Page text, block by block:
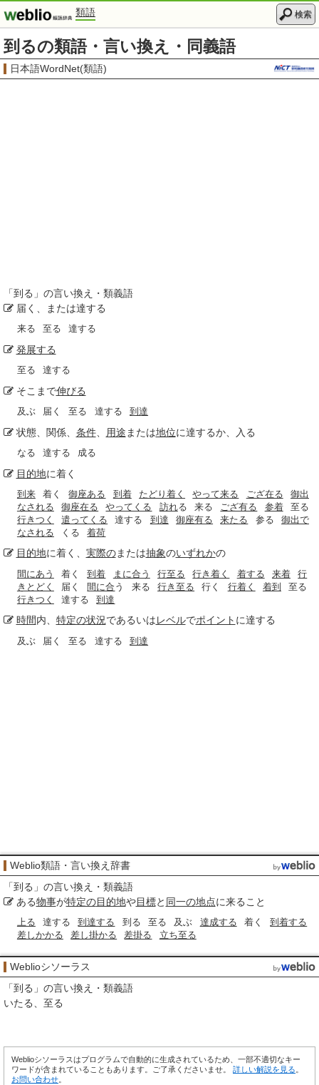
類語 検索
到るの類語・言い換え・同義語
日本語WordNet(類語)
「到る 」の言い換え・類義語
届く、または達する
来る 至る 達する
発展する
至る 達する
そこまで伸びる
及ぶ 届く 至る 達する 到達
状態、関係、 条件、 用途 または地位に達するか、入る
なる 達する 成る
目的地に着く
到来 着く 御座ある 到着 たどり着く やって来る ござ在る
御出
なされる
御座在る やってくる 訪れる 来る ござ有る 参着
至る
行きつく
遣ってくる 達する 到達 御座有る 来たる 参る
御出で
なされる
くる 着荷
目的地に着く、 実際のまたは抽象のいずれかの
間にあう 着く 到着 まに合う 行至る 行き着く 着する 来着
行
きとどく
届く 間に合う 来る 行き至る 行く 行着く 着到
至る
行きつく
達する 到達
時間内、 特定の状況であるいはレベルでポイント に達する
及ぶ 届く 至る 達する 到達
Weblio類語・言い換え辞書
「到る 」の言い換え・類義語
ある物事が特定の目的地や目標と 同一の地点に来ること
上る 達する 到達する 到る 至る 及ぶ 達成する 着く
到着する
差しかかる
差し掛かる 差掛る 立ち至る
Weblioシソーラス
「到る 」の言い換え・類義語
いたる
至る
Weblioシソーラスはプログラムで自動的に生成されているため、一部不適切なキー
ワードが含まれていることもあります。ご了承くださいませ。 詳しい解説を見る
お問い合わせ